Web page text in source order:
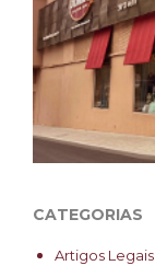
CATEGORIAS
Artigos Legais